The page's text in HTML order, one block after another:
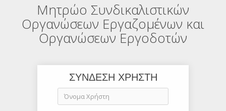
Μητρώο Συνδικαλιστικών
Οργανώσεων Εργαζομένων και
Οργανώσεων Εργοδοτών
ΣΥΝΔΕΣΗ ΧΡΗΣΤΗ